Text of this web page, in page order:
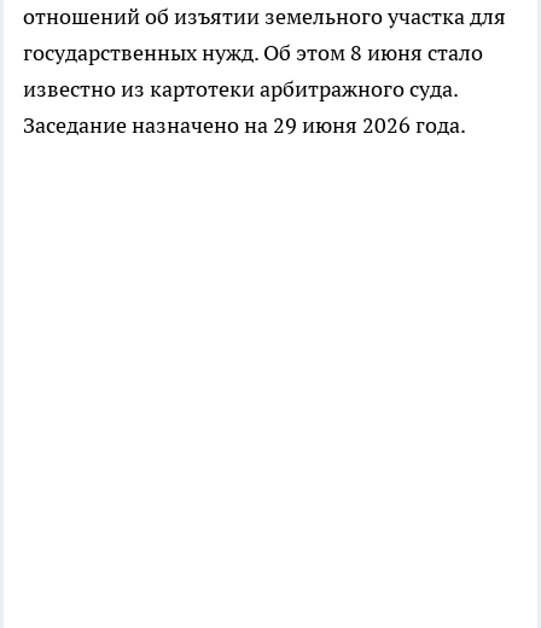
отношений об изъятии земельного участка для
государственных нужд. Об этом 8 июня стало
известно из картотеки арбитражного суда.
Заседание назначено на 29 июня 2026 года.